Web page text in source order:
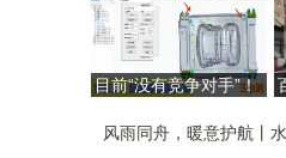
目前“没有竞争对手”！
国产工业软件这回争气
风雨同舟，暖意护航丨